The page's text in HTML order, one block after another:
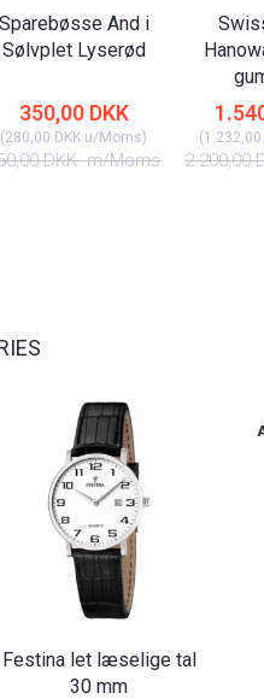
Sparebøsse And i
Sølvplet Lyserød
350,00 DKK
(280,00 DKK u/Moms)
DKKm/Moms
(1.232,00
2.200,00
Festina let læselige tal
30 mm